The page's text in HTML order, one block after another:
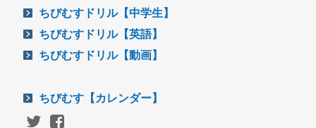
ちびむすドリル【中学生】
ちびむすドリル【英語】
ちびむすドリル【動画】
ちびむす【カレンダー】